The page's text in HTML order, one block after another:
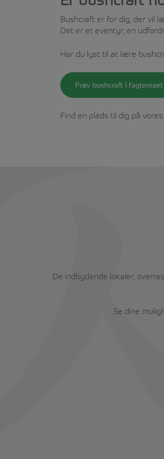
Bushcraft er for dig, der vil
Det er et eventyr, en
Har du lyst til at lære
Prøv bushcraft i
Find en plads til dig på vores
De indbydende lokaler,
Se dine